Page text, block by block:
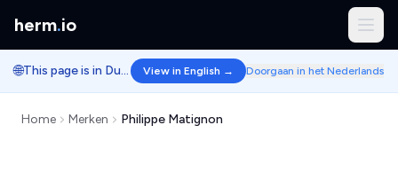
herm.io
🌐 This page is in Dutch. View in English → Doorgaan in het Nederlands
Home Merken Philippe Matignon